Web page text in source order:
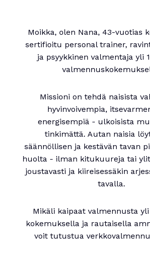
Moikka, olen Nana, 43-vuotias
sertifioitu personal trainer,
ja psyykkinen valmentaja yli
Missioni on tehdä naisista
hyvinvoivempia,
energisempiä - ulkoisista
tinkimättä. Autan naisia
säännöllisen ja kestävän tavan
huolta - ilman kitukuureja tai
joustavasti ja kiireisessäkin
tavalla.
Mikäli kaipaat valmennusta yli
kokemuksella ja rautaisella
voit tutustua